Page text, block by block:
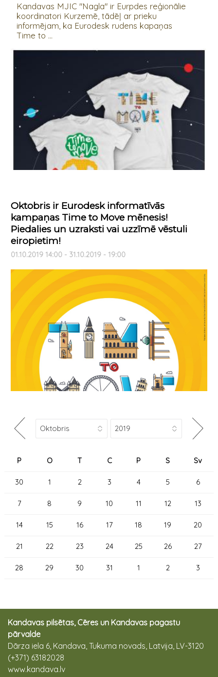
Kandavas MJIC "Nagla" ir Eurpdes reģionālie
koordinatori Kurzemē, tādēļ ar prieku
informējam, ka Eurodesk rudens kapaņas
Time to ...
Oktobris ir Eurodesk informatīvās
kampaņas Time to Move mēnesis!
Piedalies un uzraksti vai uzzīmē vēstuli
eiropietim!
01.10.2019 14:00 - 31.10.2019 - 19:00
P O T C P S Sv
30 1 2 3 4 5 6
7 8 9 10 11 12 13
14 15 16 17 18 19 20
21 22 23 24 25 26 27
28 29 30 31 1 2 3
Kandavas pilsētas, Cēres un Kandavas pagastu
pārvalde
Dārza iela 6, Kandava, Tukuma novads, Latvija, LV-3120
(+371) 63182028
www.kandava.lv